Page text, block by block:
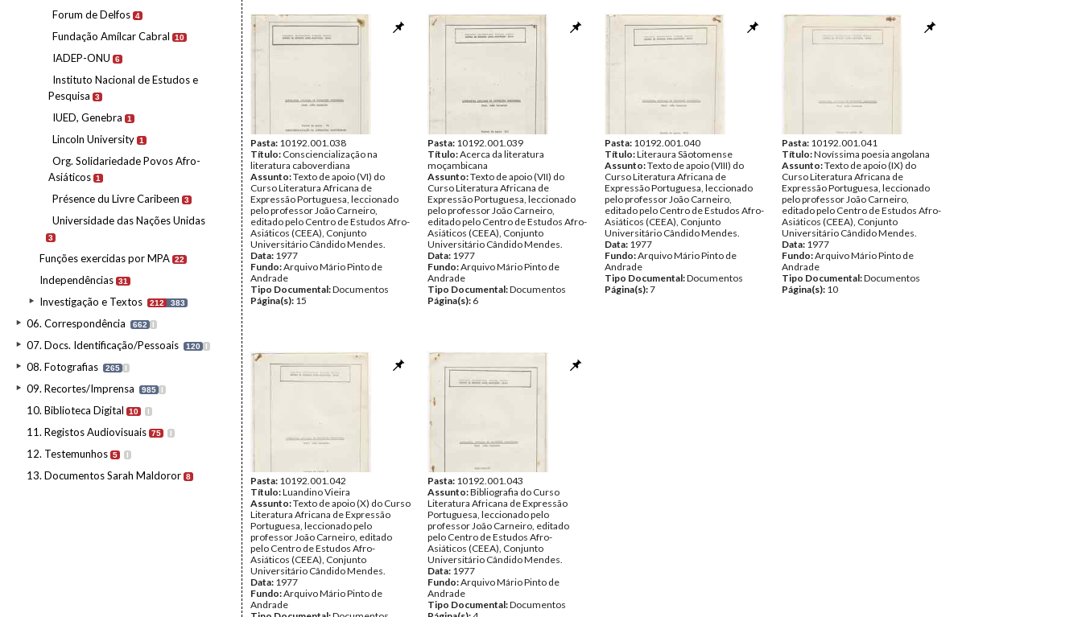
Forum de Delfos 4
Fundação Amílcar Cabral 10
IADEP-ONU 6
Instituto Nacional de Estudos e
Pesquisa
3
IUED, Genebra 1
Lincoln University 1
Org. Solidariedade Povos Afro-
Asiáticos 1
Présence du Livre Caribeen 3
Universidade das Nações Unidas
3
Funções exercidas por MPA 22
Independências 31
Investigação e Textos 212 383
06. Correspondência 662 I
07. Docs. Identificação/Pessoais 120 I
08. Fotografias 265 I
09. Recortes/Imprensa 985 I
10. Biblioteca Digital 10 I
11. Registos Audiovisuais 75 I
12. Testemunhos 5 I
13. Documentos Sarah Maldoror 8
Pasta: 10192.001.038
Título: Consciencialização na
literatura caboverdiana
Assunto:Texto de apoio (VI) do
Curso Literatura Africana de
Expressão Portuguesa, leccionado
pelo professor João Carneiro,
editado pelo Centro de Estudos Afro-
Asiáticos (CEEA), Conjunto
Universitário Cândido Mendes.
Data: 1977
Fundo:Arquivo Mário Pinto de
Andrade
Tipo Documental:Documentos
Página(s): 15
Pasta: 10192.001.039
Título:Acerca da literatura
moçambicana
Assunto:Texto de apoio (VII) do
Curso Literatura Africana de
Expressão Portuguesa, leccionado
pelo professor João Carneiro,
editado pelo Centro de Estudos Afro-
Asiáticos (CEEA), Conjunto
Universitário Cândido Mendes.
Data: 1977
Fundo:Arquivo Mário Pinto de
Andrade
Tipo Documental:Documentos
Página(s): 6
Pasta: 10192.001.040
Título:Literaura Sãotomense
Assunto:Texto de apoio (VIII) do
Curso Literatura Africana de
Expressão Portuguesa, leccionado
pelo professor João Carneiro,
editado pelo Centro de Estudos Afro-
Asiáticos (CEEA), Conjunto
Universitário Cândido Mendes.
Data: 1977
Fundo:Arquivo Mário Pinto de
Andrade
Tipo Documental:Documentos
Página(s):7
Pasta: 10192.001.041
Título:Novíssima poesia angolana
Assunto:Texto de apoio (IX) do
Curso Literatura Africana de
Expressão Portuguesa, leccionado
pelo professor João Carneiro,
editado pelo Centro de Estudos Afro-
Asiáticos (CEEA), Conjunto
Universitário Cândido Mendes.
Data: 1977
Fundo:Arquivo Mário Pinto de
Andrade
Tipo Documental:Documentos
Página(s): 10
Pasta: 10192.001.042
Título:Luandino Vieira
Assunto:Texto de apoio (X) do Curso
Literatura Africana de Expressão
Portuguesa, leccionado pelo
professor João Carneiro, editado
pelo Centro de Estudos Afro-
Asiáticos (CEEA), Conjunto
Universitário Cândido Mendes.
Data: 1977
Fundo:Arquivo Mário Pinto de
Andrade
Pasta: 10192.001.043
Assunto:Bibliografia do Curso
Literatura Africana de Expressão
Portuguesa, leccionado pelo
professor João Carneiro, editado
pelo Centro de Estudos Afro-
Asiáticos (CEEA), Conjunto
Universitário Cândido Mendes.
Data: 1977
Fundo:Arquivo Mário Pinto de
Andrade
Tipo Documental:Documentos